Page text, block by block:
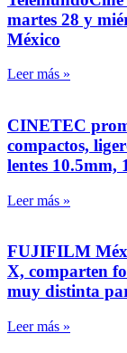
martes 28 y
México
Leer más »
CINETEC
compactos,
lentes 10.5mm,
Leer más »
FUJIFILM
X, comparten
muy distinta
Leer más »